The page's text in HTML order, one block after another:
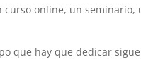
curso online, un seminario,
que hay que dedicar